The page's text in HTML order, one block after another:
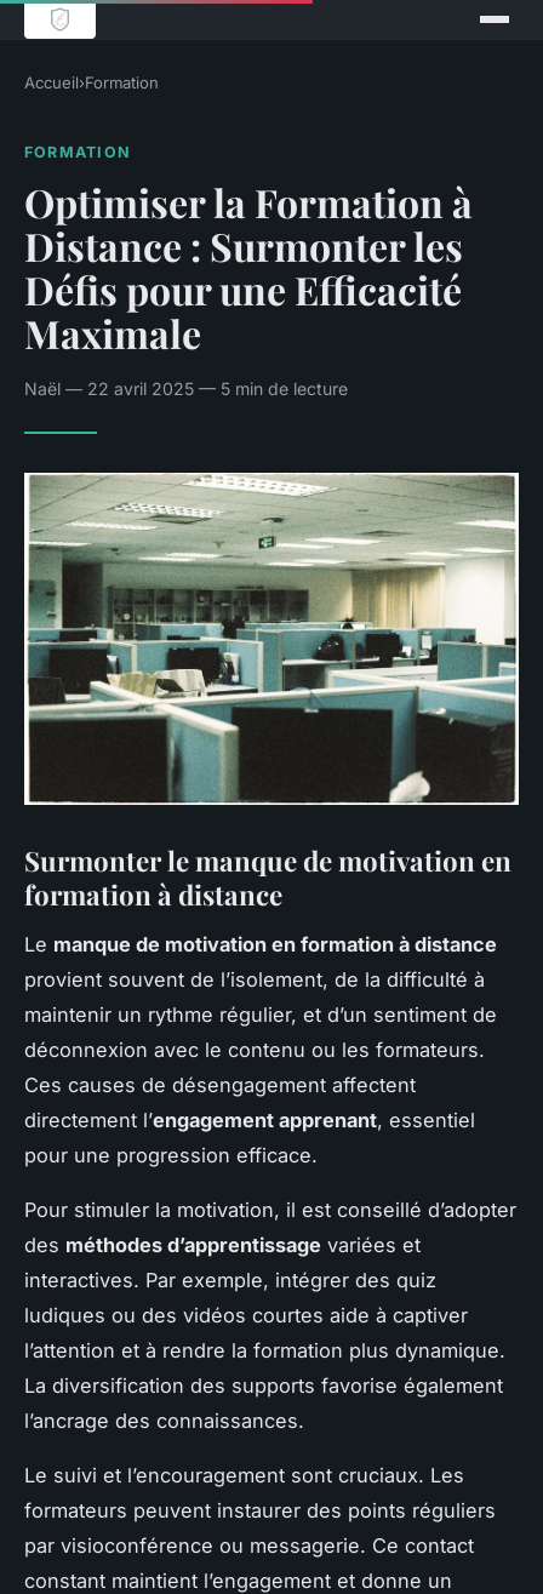
Accueil›Formation
FORMATION
Optimiser la Formation à
Distance : Surmonter les
Défis pour une Efficacité
Maximale
Naël — 22 avril 2025 — 5 min de lecture
Surmonter le manque de motivation en
formation à distance
Le manque de motivation en formation à distance
provient souvent de l’isolement, de la difficulté à
maintenir un rythme régulier, et d’un sentiment de
déconnexion avec le contenu ou les formateurs.
Ces causes de désengagement affectent
directement l’engagement apprenant, essentiel
pour une progression efficace.
Pour stimuler la motivation, il est conseillé d’adopter
des méthodes d’apprentissage variées et
interactives. Par exemple, intégrer des quiz
ludiques ou des vidéos courtes aide à captiver
l’attention et à rendre la formation plus dynamique.
La diversification des supports favorise également
l’ancrage des connaissances.
Le suivi et l’encouragement sont cruciaux. Les
formateurs peuvent instaurer des points réguliers
par visioconférence ou messagerie. Ce contact
constant maintient l’engagement et donne un